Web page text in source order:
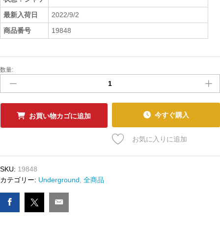
最新入荷日
2022/9/2
商品番号
19848
新
ﾚ
ｺ
ﾄﾞ
NAT
-
ROCK
量
数量:
お買い物カゴに追加 今すぐ購入
お気に入りに追加
SKU: 19848
カテゴリー: Underground 全商品